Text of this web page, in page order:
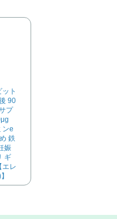
ト
90
プ
ンe
鉄
娠
ギ
エレ